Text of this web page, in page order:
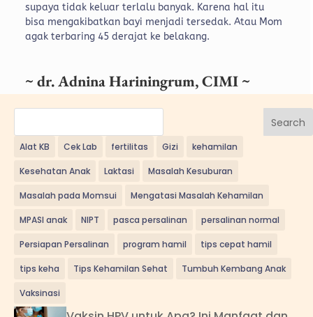
supaya tidak keluar terlalu banyak. Karena hal itu
bisa mengakibatkan bayi menjadi tersedak. Atau Mom
agak terbaring 45 derajat ke belakang.
~ dr. Adnina Hariningrum, CIMI ~
Search
Alat KB Cek Lab fertilitas Gizi kehamilan
Kesehatan Anak Laktasi Masalah Kesuburan
Masalah pada Momsui Mengatasi Masalah Kehamilan
MPASI anak NIPT pasca persalinan persalinan normal
Persiapan Persalinan program hamil tips cepat hamil
tips keha Tips Kehamilan Sehat Tumbuh Kembang Anak
Vaksinasi